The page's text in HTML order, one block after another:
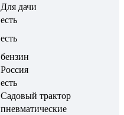
Для дачи
есть
есть
бензин
Россия
есть
Садовый трактор
пневматические